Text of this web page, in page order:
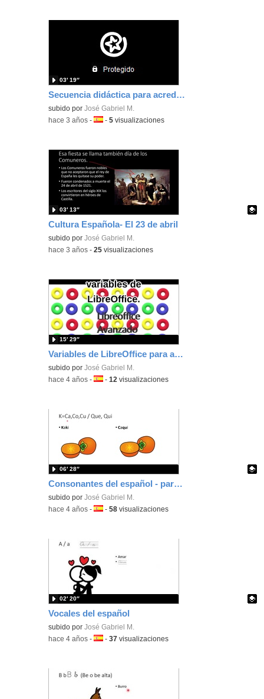
Secuencia didáctica para acreditación - J Gabriel Moya Y.
subido porJosé Gabriel M.
03′ 19″
-hace 3 años -Idioma:
-5 visualizaciones
Cultura Española- El 23 de abril
Contenido educativo.
subido porJosé Gabriel M.
03′ 13″
-hace 3 años -25 visualizaciones
Variables de LibreOffice para ajustar las notas de un examen
subido porJosé Gabriel M.
15′ 29″
-hace 4 años -Idioma:
-12 visualizaciones
Consonantes del español - parte 2
Contenido educativo.
subido porJosé Gabriel M.
06′ 28″
-hace 4 años -Idioma:
-58 visualizaciones
Vocales del español
Contenido educativo.
subido porJosé Gabriel M.
02′ 20″
-hace 4 años -Idioma:
-37 visualizaciones